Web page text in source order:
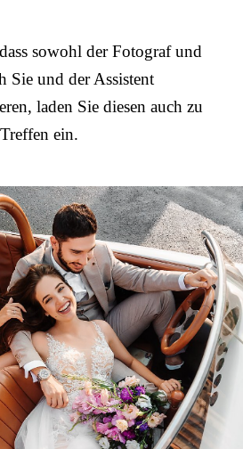
sowohl der Fotograf und
Sie und der Assistent
laden Sie diesen auch zu
ein.